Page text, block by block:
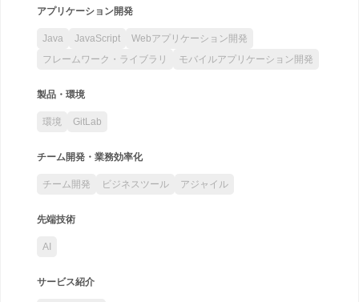
アプリケーション開発
Java JavaScript
Webアプリケーション開発
フレームワーク・ライブラリ
モバイルアプリケーション開発
製品・環境
環境 GitLab
チーム開発・業務効率化
チーム開発 ビジネスツール アジャイル
先端技術
AI
サービス紹介